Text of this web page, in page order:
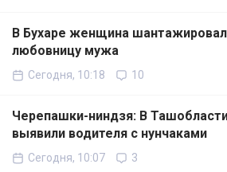
В Бухаре женщина
любовницу мужа
Сегодня, 10:18 10
Черепашки-ниндзя: В
выявили водителя с нунчаками
Сегодня, 10:07 3